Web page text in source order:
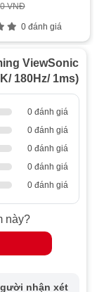
VNĐ
0 đánh giá
ViewSonic
180Hz/ 1ms)
0 đánh giá
0 đánh giá
0 đánh giá
0 đánh giá
0 đánh giá
này?
nhận xét